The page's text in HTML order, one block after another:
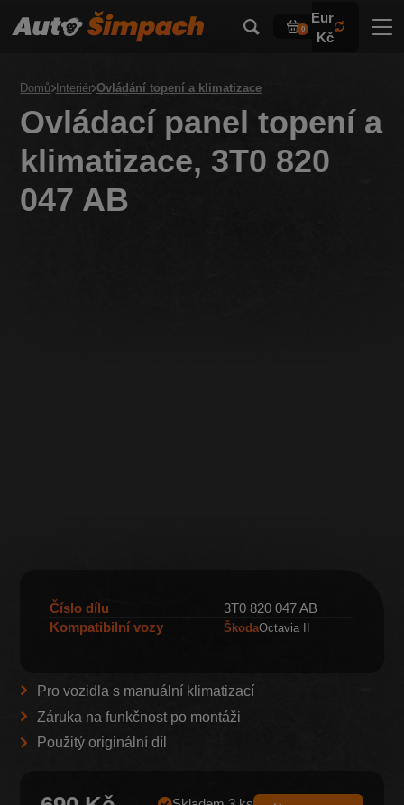
0
Eur
Kč
Domů Interiér Ovládání topení a klimatizace
Ovládací panel topení a
klimatizace, 3T0 820
047 AB
Číslo dílu
3T0 820 047 AB
Kompatibilní vozy
ŠkodaOctavia II
Pro vozidla s manuální klimatizací
Záruka na funkčnost po montáži
Použitý originální díl